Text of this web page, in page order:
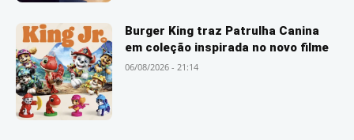
Burger King traz Patrulha Canina
em coleção inspirada no novo filme
06/08/2026 - 21:14